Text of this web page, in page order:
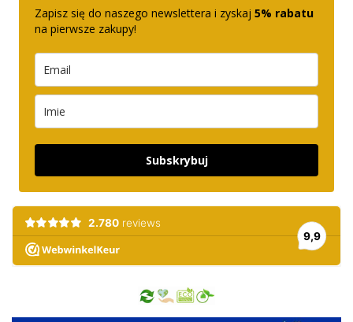
Zapisz się do naszego newslettera i zyskaj 5% rabatu
na pierwsze zakupy!
Subskrybuj